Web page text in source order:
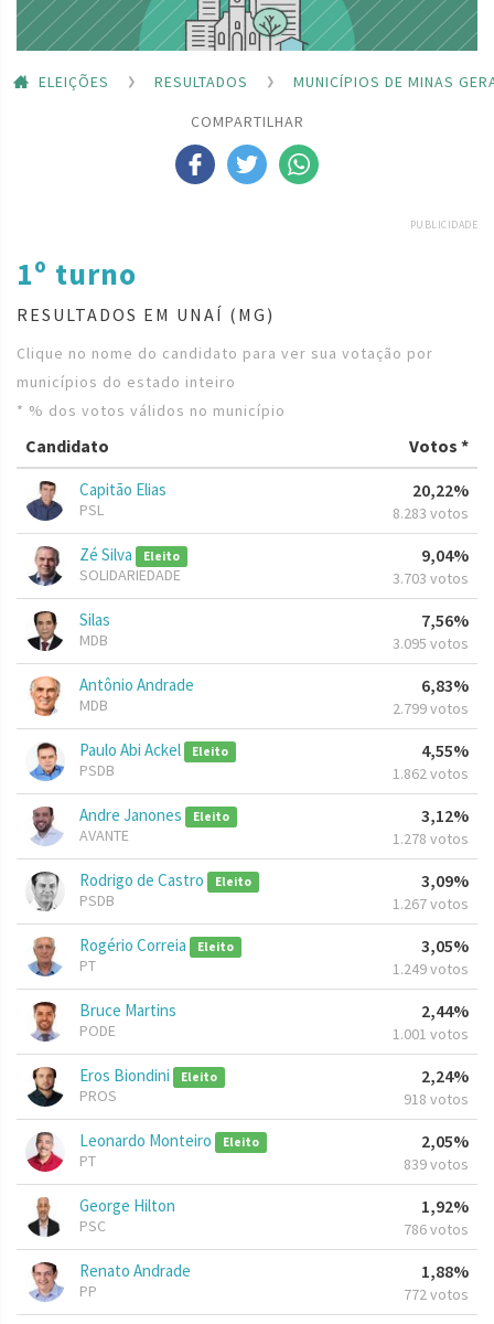
ELEIÇÕES RESULTADOS
MUNICÍPIOS DE MINAS
COMPARTILHAR
PUBLICIDADE
1º turno
RESULTADOS EM UNAÍ (MG)
Clique no nome do candidato para ver sua votação por
municípios do estado inteiro
* % dos votos válidos no município
Candidato Votos *
Capitão Elias
PSL
20,22%
8.283 votos
Zé Silva Eleito
SOLIDARIEDADE
9,04%
3.703 votos
Silas
MDB
7,56%
3.095 votos
Antônio Andrade
MDB
6,83%
2.799 votos
Paulo Abi Ackel Eleito
PSDB
4,55%
1.862 votos
Andre Janones Eleito
AVANTE
3,12%
1.278 votos
Rodrigo de Castro Eleito
PSDB
3,09%
1.267 votos
Rogério Correia Eleito
PT
3,05%
1.249 votos
Bruce Martins
PODE
2,44%
1.001 votos
Eros Biondini Eleito
PROS
2,24%
918 votos
Leonardo Monteiro Eleito
PT
2,05%
839 votos
George Hilton
PSC
1,92%
786 votos
Renato Andrade
PP
1,88%
772 votos